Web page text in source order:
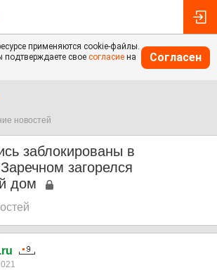
применяются cookie-файлы.
подтверждаете свое согласие на
Согласен
новостей
заблокированы в
загорелся
дом